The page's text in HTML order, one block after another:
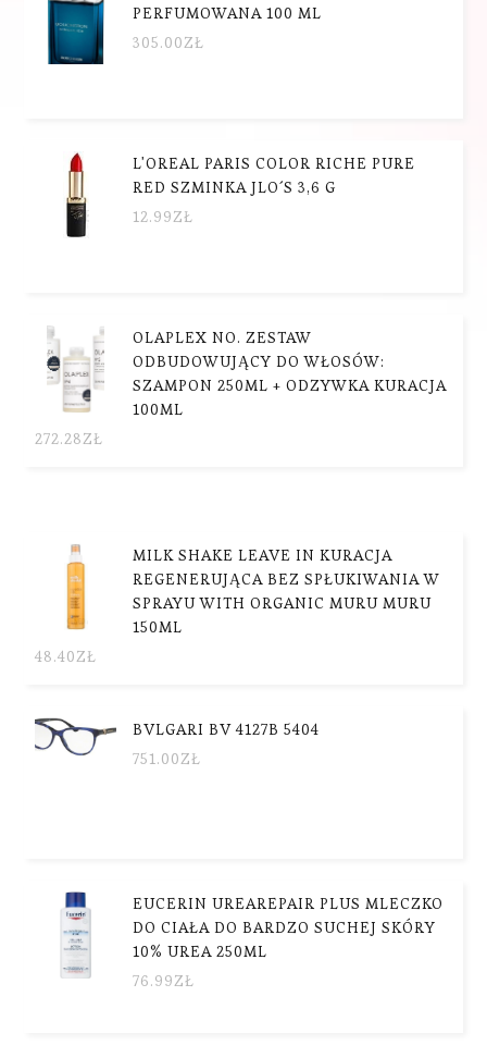
PERFUMOWANA 100 ML
305.00ZŁ
L'OREAL PARIS COLOR RICHE PURE
RED SZMINKA JLO´S 3,6 G
12.99ZŁ
OLAPLEX NO. ZESTAW
ODBUDOWUJĄCY DO WŁOSÓW:
SZAMPON 250ML + ODZYWKA KURACJA
100ML
272.28ZŁ
MILK SHAKE LEAVE IN KURACJA
REGENERUJĄCA BEZ SPŁUKIWANIA W
SPRAYU WITH ORGANIC MURU MURU
150ML
48.40ZŁ
BVLGARI BV 4127B 5404
751.00ZŁ
EUCERIN UREAREPAIR PLUS MLECZKO
DO CIAŁA DO BARDZO SUCHEJ SKÓRY
10% UREA 250ML
76.99ZŁ